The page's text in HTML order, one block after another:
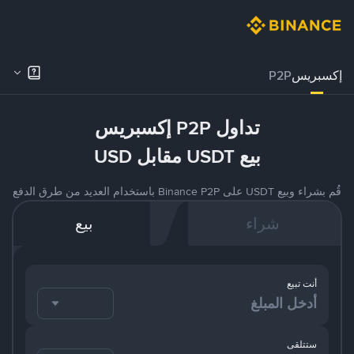
إكسبريسP2P
تداول P2P إكسبريس
بيع USDT مقابل USD
قُم بشراء وبيع USDT على Binance P2P باستخدام العديد من طرق الدفع
شراء بيع
ستتلقى
أنت تبيع